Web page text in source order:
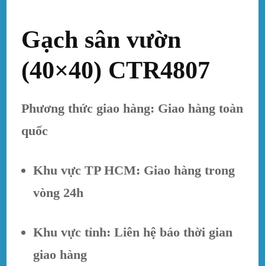
Gạch sân vườn
(40×40) CTR4807
Phương thức giao hàng: Giao hàng toàn
quốc
Khu vực TP HCM: Giao hàng trong
vòng 24h
Khu vực tỉnh: Liên hệ báo thời gian
giao hàng